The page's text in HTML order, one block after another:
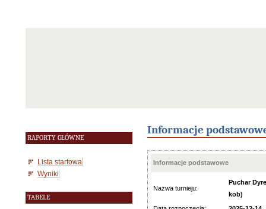
RAPORTY GŁÓWNE
Lista startowa
Wyniki
TABELE
Informacje
Informacje podstawowe
Nazwa turnieju:
Puchar
kob)